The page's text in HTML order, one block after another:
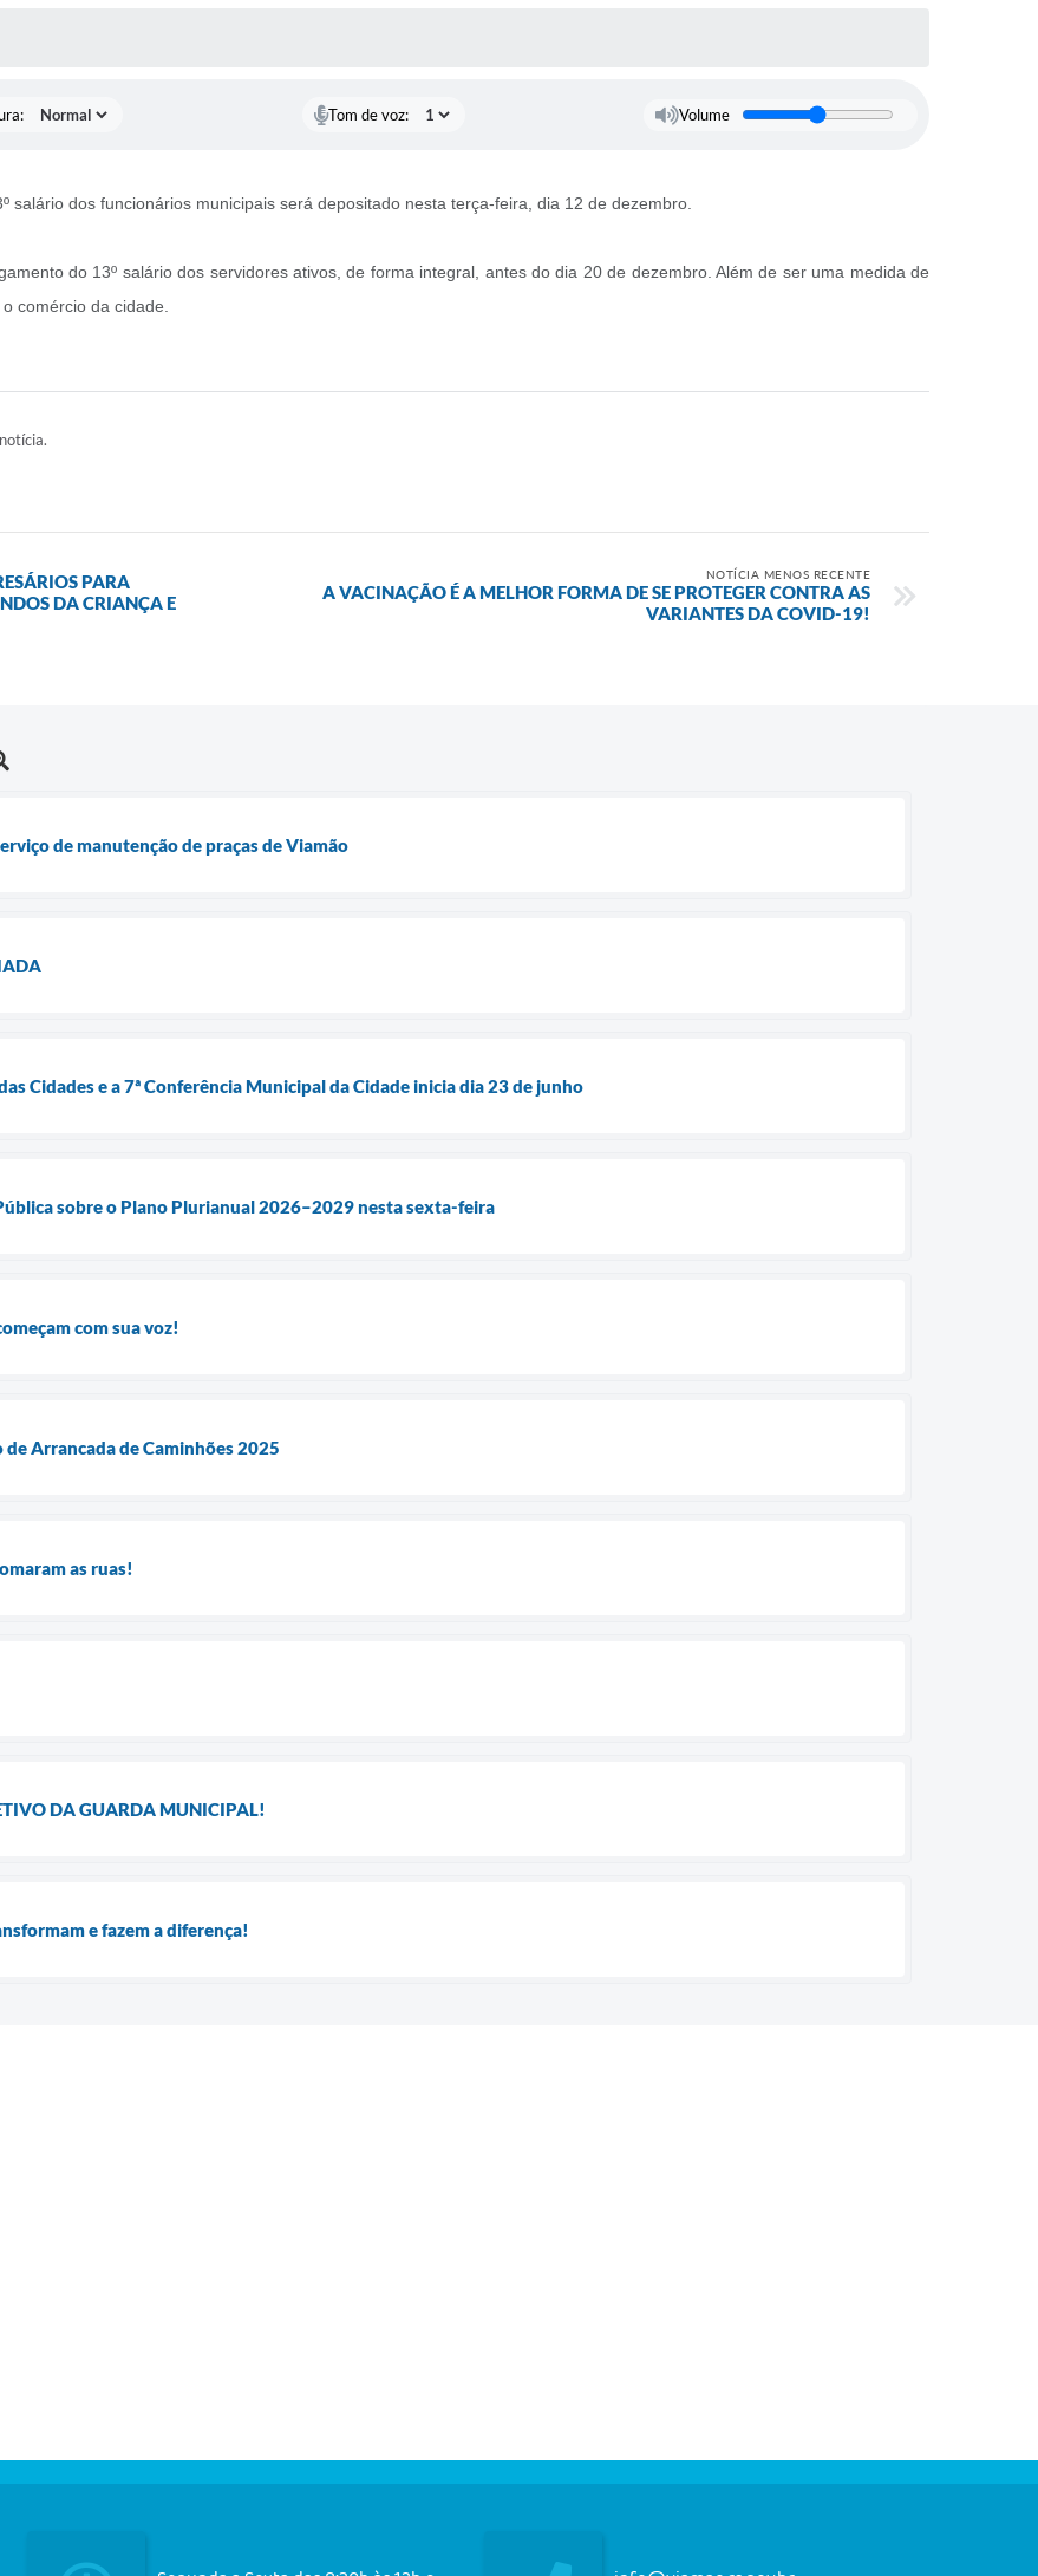
Tom de voz: Volume
salário dos funcionários municipais será depositado nesta terça-feira, dia 12 de dezembro.
do 13º salário dos servidores ativos, de forma integral, antes do dia 20 de dezembro. Além de ser uma medida de
comércio da cidade.
PARA
DA CRIANÇA E
NOTÍCIA MENOS RECENTE
A VACINAÇÃO É A MELHOR FORMA DE SE PROTEGER CONTRA AS
VARIANTES DA COVID-19!
de manutenção de praças de Viamão
Cidades e a 7ª Conferência Municipal da Cidade inicia dia 23 de junho
sobre o Plano Plurianual 2026–2029 nesta sexta-feira
com sua voz!
Arrancada de Caminhões 2025
as ruas!
DA GUARDA MUNICIPAL!
e fazem a diferença!